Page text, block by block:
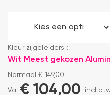
Kleur zijgeleiders :
Wit Meest gekozen
Normaal €149,00
Va. € 104,00 incl